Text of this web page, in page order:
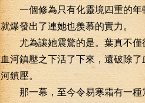
一個修為只有化靈境四重的年
就爆發出了連她也羨慕的實力。
尤為讓她震驚的是。葉真不僅
血河鎮壓之下活了下來，還破除了
河鎮壓。
那一幕，至今令易寒霜有一種